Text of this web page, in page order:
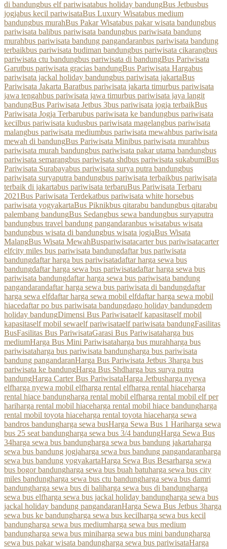
di bandungbus elf pariwisatabus holiday bandungBus Jetbusbus
jogjabus kecil pariwisataBus Luxury Wisatabus medium
bandungbus murahBus Pakar Wisatabus pakar wisata bandungbus
pariwisata balibus pariwisata bandungbus pariwisata bandung
murahbus pariwisata bandung pangandaranbus pariwisata bandung
terbaikbus pariwisata budiman bandungbus pariwisata cikarangbus
pariwisata ctu bandungbus pariwisata di bandungBus Pariwisata
Garutbus pariwisata gracias bandungBus Pariwisata Hargabus
pariwisata jackal holiday bandungbus pariwisata jakartaBus
Pariwisata Jakarta Baratbus pariwisata jakarta timurbus pariwisata
jawa tengahbus pariwisata jawa timurbus pariwisata jaya langit
bandungBus Pariwisata Jetbus 3bus pariwisata jogja terbaikBus
Pariwisata Jogja Terbarubus pariwisata ke bandungbus pariwisata
kecilbus pariwisata kudusbus pariwisata magelangbus pariwisata
malangbus pariwisata mediumbus pariwisata mewahbus pariwisata
mewah di bandungBus Pariwisata Minibus pariwisata murahbus
pariwisata murah bandungbus pariwisata pakar utama bandungbus
pariwisata semarangbus pariwisata shdbus pariwisata sukabumiBus
Pariwisata Surabayabus pariwisata surya putra bandungbus
pariwisata suryaputra bandungbus pariwisata terbaikbus pariwisata
terbaik di jakartabus pariwisata terbaruBus Pariwisata Terbaru
2021Bus Pariwisata Terdekatbus pariwisata white horsebus
pariwisata yogyakartaBus Piknikbus qitarabu bandungbus qitarabu
palembang bandungBus Sedangbus sewa bandungbus suryaputra
bandungbus travel bandung pangandaranbus wisatabus wisata
bandungbus wisata di bandungbus wisata jogjaBus Wisata
MalangBus Wisata MewahBuspariwisatacarter bus pariwisatacarter
elfcity miles bus pariwisata bandungdaftar bus pariwisata
bandungdaftar harga bus pariwisatadaftar harga sewa bus
bandungdaftar harga sewa bus pariwisatadaftar harga sewa bus
pariwisata bandungdaftar harga sewa bus pariwisata bandung
pangandarandaftar harga sewa bus pariwisata di bandungdaftar
harga sewa elfdaftar harga sewa mobil elfdaftar harga sewa mobil
hiacedaftar po bus pariwisata bandungdago holiday bandungdem
holiday bandungDimensi Bus Pariwisataelf kapasitaself mobil
kapasitaself mobil sewaelf pariwisataelf pariwisata bandungFasilitas
BusFasilitas Bus PariwisataGarasi Bus Pariwisataharga bus
mediumHarga Bus Mini Pariwisataharga bus murahharga bus
pariwisataharga bus pariwisata bandungharga bus pariwisata
bandung pangandaranHarga Bus Pariwisata Jetbus 3harga bus
pariwisata ke bandungHarga Bus Shdharga bus surya putra
bandungHarga Carter Bus PariwisataHarga Jetbusharga nyewa
elfharga nyewa mobil elfharga rental elfharga rental hiaceharga
rental hiace bandungharga rental mobil elfharga rental mobil elf per
hariharga rental mobil hiaceharga rental mobil hiace bandungharga
rental mobil toyota hiaceharga rental toyota hiaceharga sewa
bandros bandungharga sewa busHarga Sewa Bus 1 Hariharga sewa
bus 25 seat bandungharga sewa bus 3/4 bandungHarga Sewa Bus
34harga sewa bus bandungharga sewa bus bandung jakartaharga
sewa bus bandung jogjaharga sewa bus bandung pangandaranharga
sewa bus bandung yogyakartaHarga Sewa Bus Besarharga sewa
bus bogor bandungharga sewa bus buah batuharga sewa bus city
miles bandungharga sewa bus ctu bandungharga sewa bus damri
bandungharga sewa bus di baliharga sewa bus di bandungharga
sewa bus elfharga sewa bus jackal holiday bandungharga sewa bus
jackal holiday bandung pangandaranHarga Sewa Bus Jetbus 3harga
sewa bus ke bandungharga sewa bus kecilharga sewa bus kecil
bandungharga sewa bus mediumharga sewa bus medium
bandungharga sewa bus miniharga sewa bus mini bandungharga
sewa bus pakar wisata bandungharga sewa bus pariwisataHarga